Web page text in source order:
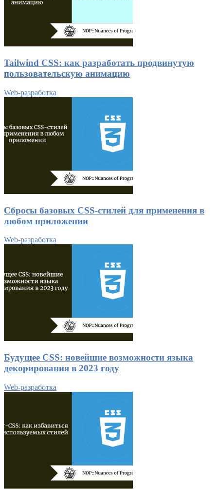
Tailwind CSS: как разработать продвинутую
пользовательскую анимацию
Web-разработка
Сбросы базовых CSS-стилей для применения в
любом приложении
Web-разработка
Будущее CSS: новейшие возможности языка
декорирования в 2023 году
Web-разработка